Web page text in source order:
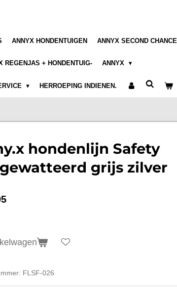
ANNYX HONDENTUIGEN ANNYX SECOND CHANCE
REGENJAS + HONDENTUIG- ANNYX
HERROEPING INDIENEN.
hondenlijn Safety
grijs zilver
FLSF-026